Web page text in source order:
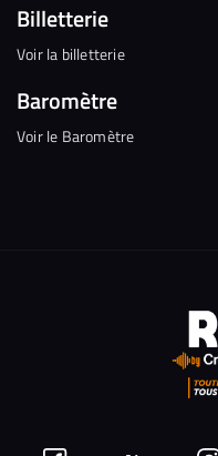
Billetterie
Voir la billetterie
Baromètre
Voir le Baromètre